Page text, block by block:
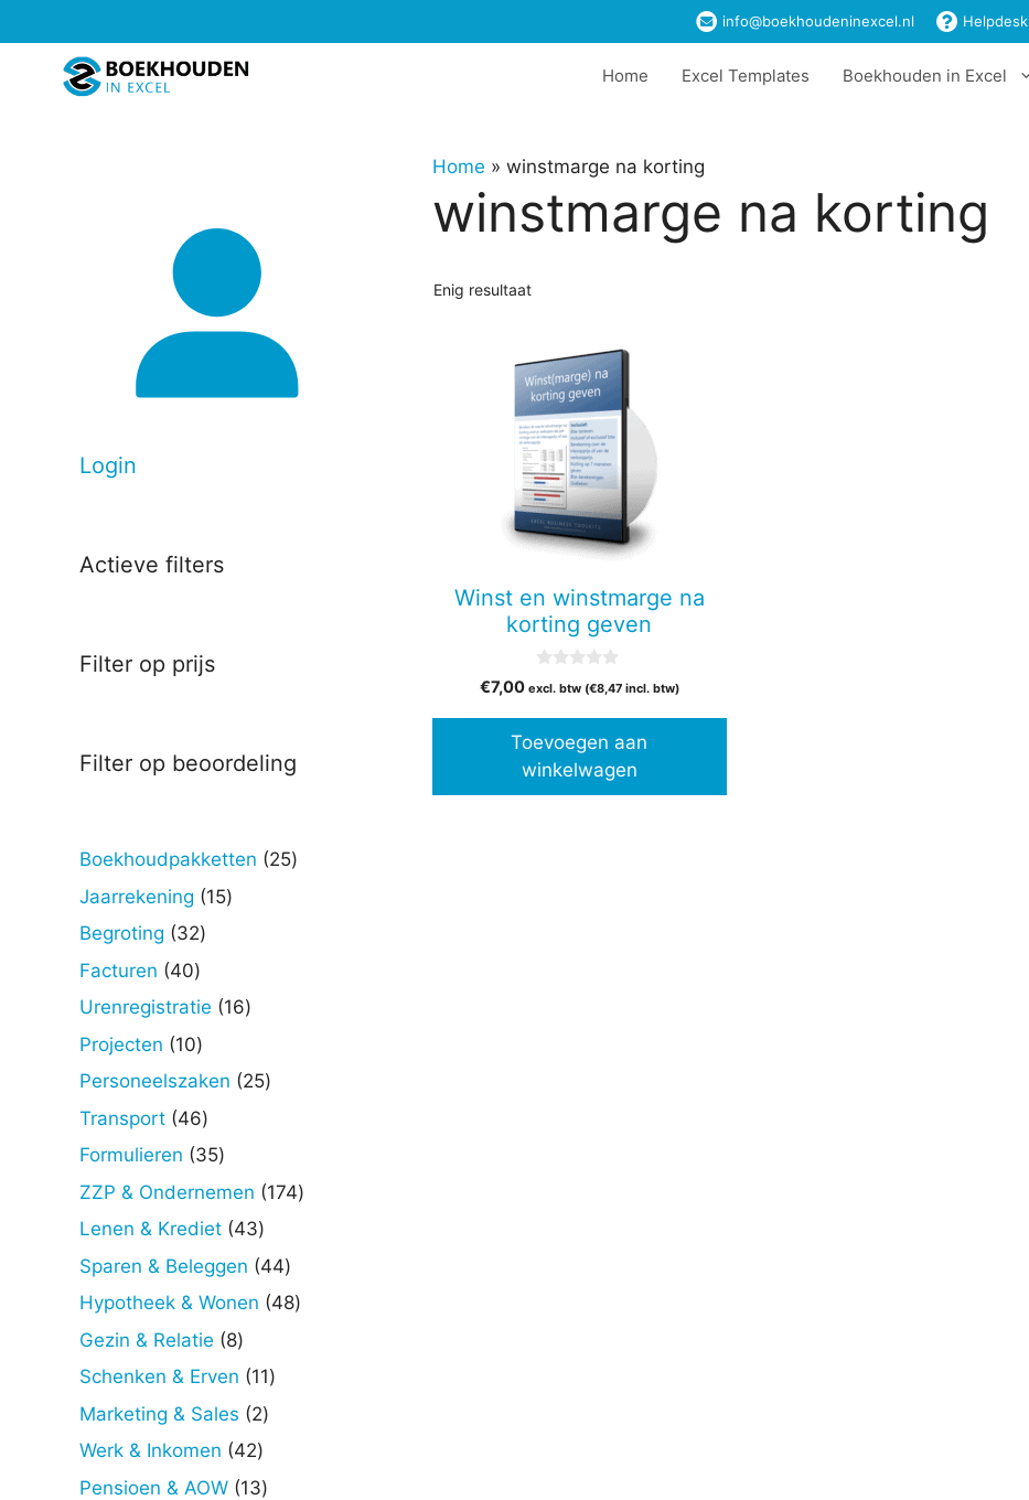
naar
info@boekhoudeninexcel.nl Helpdesk
Home Excel Templates Boekhouden in Excel
Home » winstmarge na korting
winstmarge na korting
Enig resultaat
Winst en winstmarge na
korting geven
v
5
€7,00 excl. btw (€8,47incl. btw)
Toevoegen aan
winkelwagen
Login
Actieve filters
Filter op prijs
Filter op beoordeling
Boekhoudpakketten 2525
Jaarrekening 1515
Begroting 3232
Facturen 4040
producten
Urenregistratie 1616
Projecten 1010
producten
Personeelszaken 2525
Transport 4646
producten
Formulieren 3535
producten
ZZP & Ondernemen 174174
Lenen & Krediet 4343
producten
Sparen & Beleggen 4444
producten
Hypotheek & Wonen 4848
Gezin & Relatie 88
producten
Schenken & Erven 1111
Marketing & Sales 22
Werk & Inkomen 4242
producten
Pensioen & AOW 1313